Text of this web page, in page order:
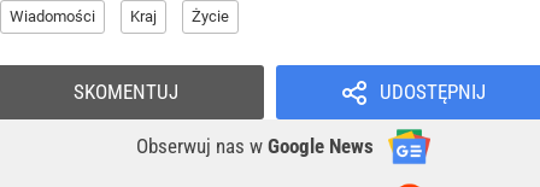
Wiadomości Kraj Życie
UDOSTĘPNIJ
Obserwuj nas w Google News
SKOMENTUJ